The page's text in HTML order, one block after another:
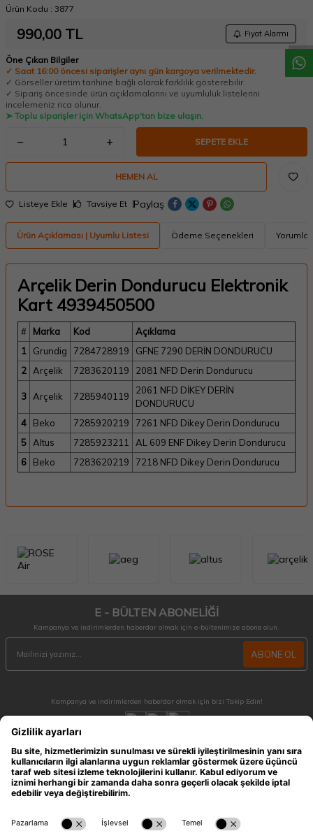
W
h
a
t
a
p
p
D
e
s
t
e
H
a
t
t
Ürün Kodu : 3877
990,00 TL Fiyat Alarmı
Öne Çıkan Bilgiler
✓ Saat 16:00 öncesi siparişler aynı gün kargoya verilmektedir.
✓ Görseller üretim tarihine bağlı olarak farklılık gösterebilir.
✓ Sipariş öncesinde ürün açıklamalarını ve uyumluluk listelerini
incelemeniz rica olunur.
➤ Toplu siparişler için WhatsApp'tan bize ulaşın.
SEPETE EKLE
HEMEN AL
Listeye Ekle Tavsiye Et Paylaş
Ürün Açıklaması | Uyumlu Listesi Ödeme Seçenekleri Yorumlar
Arçelik Derin Dondurucu Elektronik
Kart 4939450500
# Marka Kod
Açıklama
1
Grundig 7284728919
GFNE 7290 DERİN DONDURUCU
2 Arçelik 7283620119 2081 NFD Derin Dondurucu
3 Arçelik 7285940119
2061 NFD DİKEY DERİN
DONDURUCU
4
Beko 7285920219
7261 NFD Dikey Derin Dondurucu
5 Altus 7285923211
AL 609 ENF Dikey Derin Dondurucu
6
Beko 7283620219 7218 NFD Dikey Derin Dondurucu
E - BÜLTEN ABONELİĞİ
Kampanya ve indirimlerden haberdar olmak için e-bültenimize abone olun.
ABONE OL
Kampanya ve indirimlerden haberdar olmak için bizi Takip Edin!
MÜŞTERİ HİZMETLERİ
Hafta içi 09:30 - 18:30 / Hafta sonu 10:00 - 17:00 arası merak ettiğiniz tüm sorular ve
siparişleriniz için ulaşabilirsiniz.